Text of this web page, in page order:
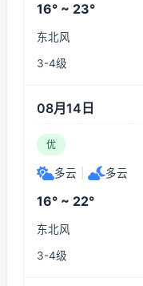
16° ~ 23°
东北风
3-4级
08月14日
优
多云 多云
16° ~ 22°
东北风
3-4级